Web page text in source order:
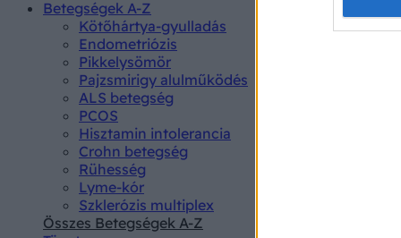
Betegségek A-Z
Kötőhártya-gyulladás
Endometriózis
Pikkelysömör
Pajzsmirigy alulműködés
ALS betegség
PCOS
Hisztamin intolerancia
Crohn betegség
Rühesség
Lyme-kór
Szklerózis multiplex
Összes Betegségek A-Z